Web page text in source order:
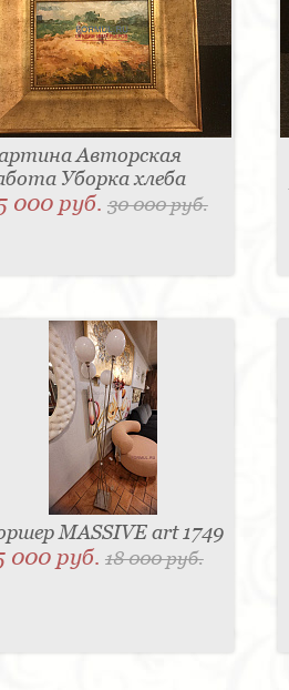
Авторская
Уборка хлеба
000 руб. 30 000 руб.
MASSIVE art 1749
000 руб. 18 000 руб.